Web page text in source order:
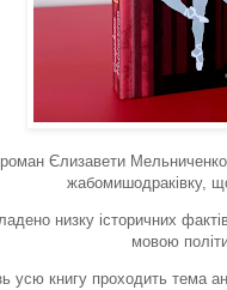
Єлизавети
жабомишодраківку,
низку історичних
мовою
усю книгу проходить тема